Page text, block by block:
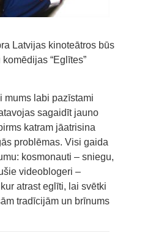
Latvijas kinoteātros būs
“Eglītes”
mums labi pazīstami
sagaidīt jauno
katram jāatrisina
problēmas. Visi gaida
kosmonauti – sniegu,
videoblogeri –
atrast eglīti, lai svētki
tradīcijām un brīnums